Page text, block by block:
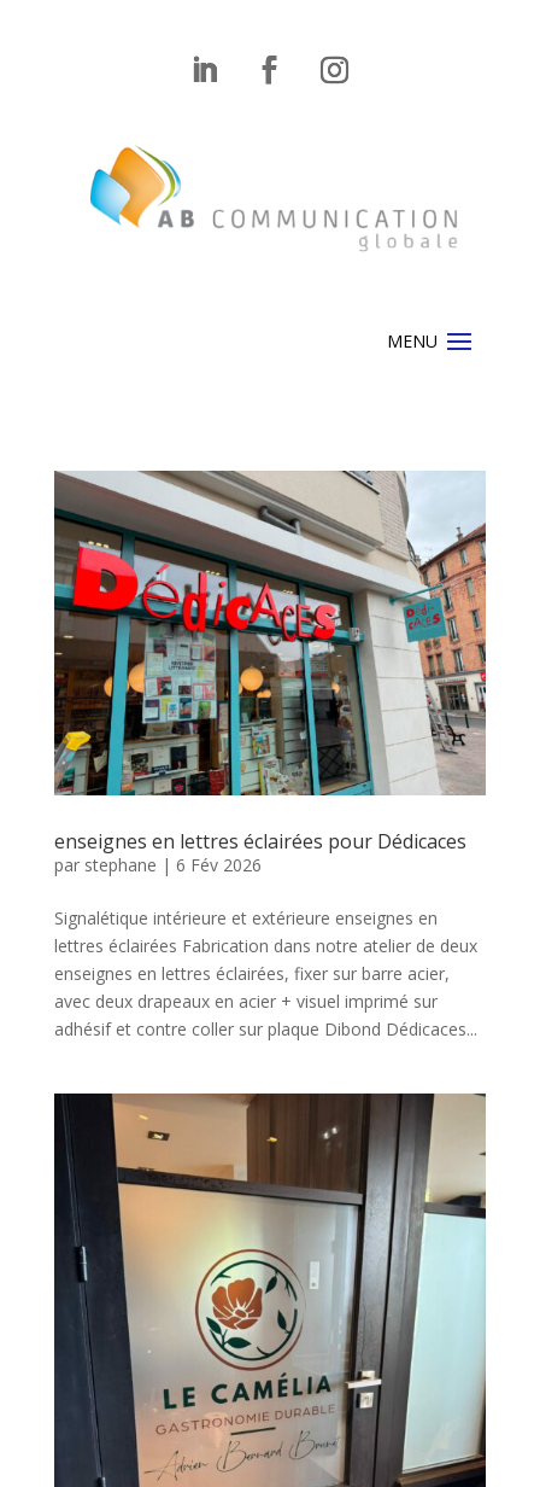
enseignes en lettres éclairées pour Dédicaces
par stephane | 6 Fév 2026
Signalétique intérieure et extérieure enseignes en
lettres éclairées Fabrication dans notre atelier de deux
enseignes en lettres éclairées, fixer sur barre acier,
avec deux drapeaux en acier + visuel imprimé sur
adhésif et contre coller sur plaque Dibond Dédicaces...